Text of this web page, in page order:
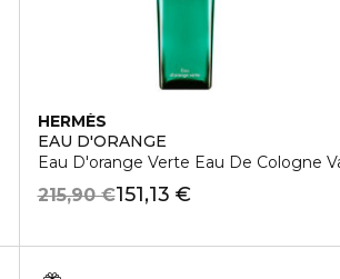
HERMÈS
EAU D'ORANGE
Eau D'orange Verte Eau De Cologne
151,13 €
215,90 €